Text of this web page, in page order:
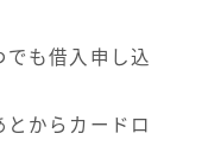
でも借入申し込
とからカードロ